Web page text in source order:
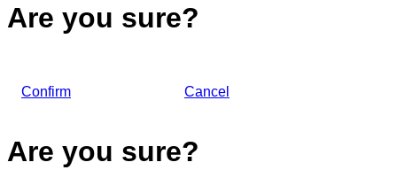
Are you sure?
Confirm Cancel
Are you sure?